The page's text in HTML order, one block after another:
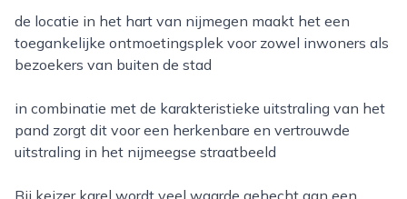
de locatie in het hart van nijmegen maakt het een
toegankelijke ontmoetingsplek voor zowel inwoners als
bezoekers van buiten de stad
in combinatie met de karakteristieke uitstraling van het
pand zorgt dit voor een herkenbare en vertrouwde
uitstraling in het nijmeegse straatbeeld
bij keizer karel wordt veel waarde gehecht aan een